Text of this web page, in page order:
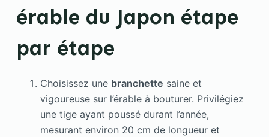
érable du Japon étape
par étape
Choisissez une branchette saine et
vigoureuse sur l’érable à bouturer. Privilégiez
une tige ayant poussé durant l’année,
mesurant environ 20 cm de longueur et